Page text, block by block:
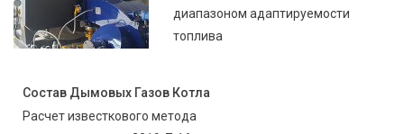
диапазоном адаптируемости
топлива
Состав Дымовых Газов Котла
Расчет известкового метода